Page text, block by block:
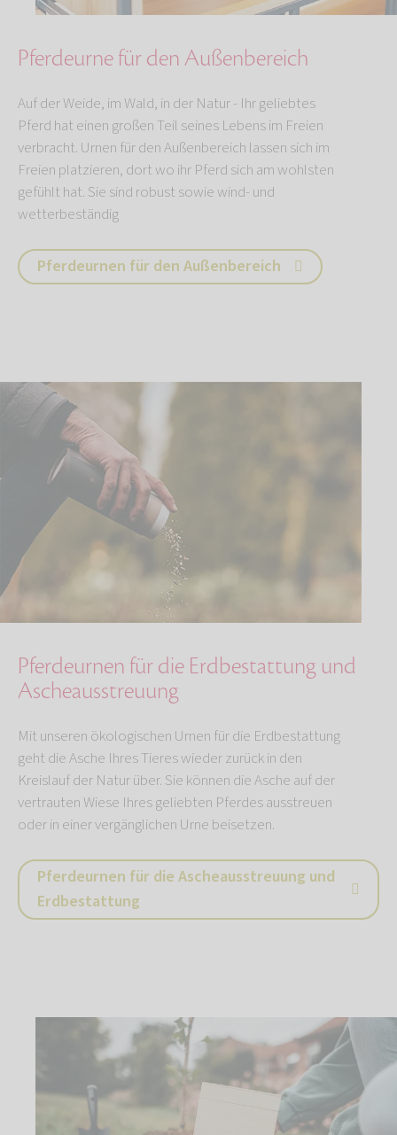
Pferdeurne für den Außenbereich
Auf der Weide, im Wald, in der Natur - Ihr geliebtes
Pferd hat einen großen Teil seines Lebens im Freien
verbracht. Urnen für den Außenbereich lassen sich im
Freien platzieren, dort wo ihr Pferd sich am wohlsten
gefühlt hat. Sie sind robust sowie wind- und
wetterbeständig
Pferdeurnen für den Außenbereich
Pferdeurnen für die Erdbestattung und
Ascheausstreuung
Mit unseren ökologischen Urnen für die Erdbestattung
geht die Asche Ihres Tieres wieder zurück in den
Kreislauf der Natur über. Sie können die Asche auf der
vertrauten Wiese Ihres geliebten Pferdes ausstreuen
oder in einer vergänglichen Urne beisetzen.
Pferdeurnen für die Ascheausstreuung und
Erdbestattung